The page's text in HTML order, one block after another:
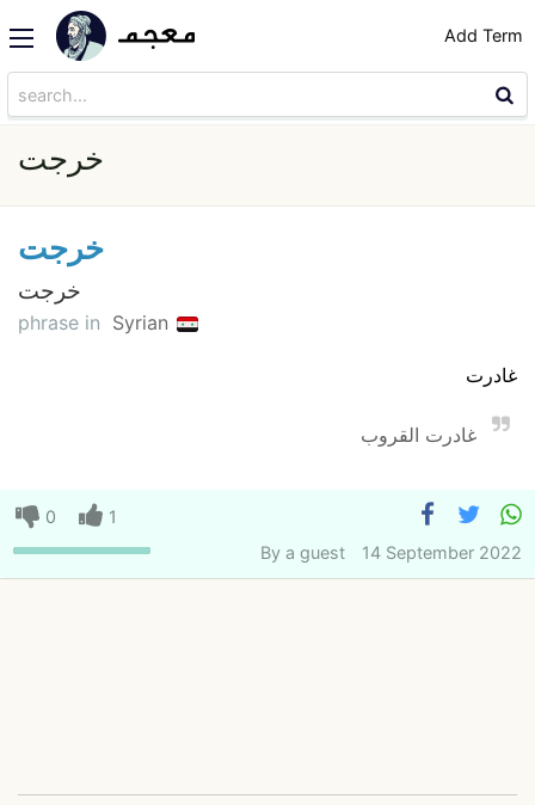
Add Term
خرجت
خرجت
خرجت
phrase in Syrian
غادرت
غادرت القروب
0
1
By a guest 14 September 2022